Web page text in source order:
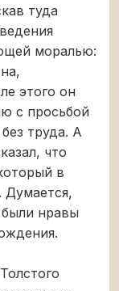
туда
моралью:
этого он
с просьбой
труда. А
что
в
Думается,
нравы